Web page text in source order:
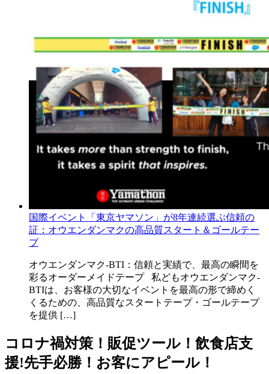
国際イベント「東京ヤマソン」が8年連続選ぶ信頼の
証：オウエンダンマクの高品質スタート＆ゴールテー
プ
オウエンダンマク-BTI：信頼と実績で、最高の瞬間を
彩るオーダーメイドテープ 私どもオウエンダンマク-
BTIは、お客様の大切なイベントを最高の形で締めく
くるための、高品質なスタートテープ・ゴールテープ
を提供 […]
コロナ禍対策！販促ツール！飲食店支
援!先手必勝！お客にアピール！